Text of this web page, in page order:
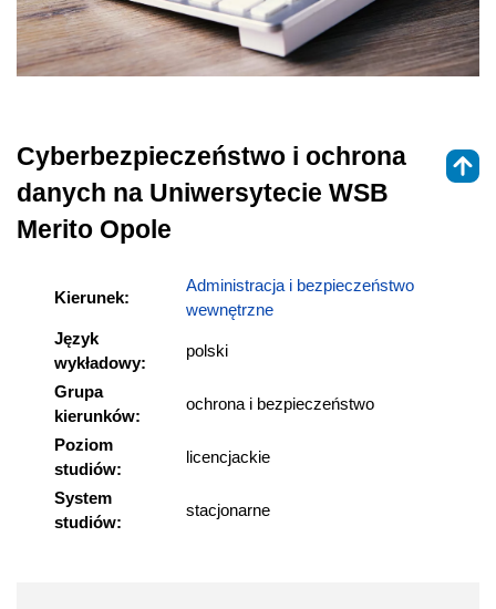
Cyberbezpieczeństwo i ochrona
danych na Uniwersytecie WSB
Merito Opole
Kierunek:
Administracja i bezpieczeństwo
wewnętrzne
Język
wykładowy:
polski
Grupa
kierunków:
ochrona i bezpieczeństwo
Poziom
studiów:
licencjackie
System
studiów:
stacjonarne